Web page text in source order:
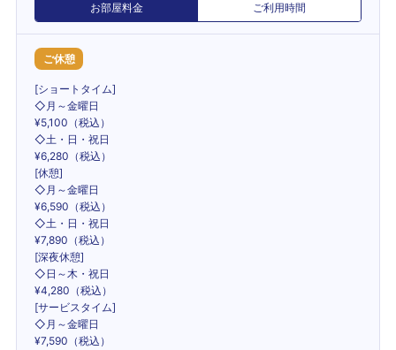
お部屋料金 ご利用時間
ご休憩
[ショートタイム]
◇月～金曜日
¥5,100（税込）
◇土・日・祝日
¥6,280（税込）
[休憩]
◇月～金曜日
¥6,590（税込）
◇土・日・祝日
¥7,890（税込）
[深夜休憩]
◇日～木・祝日
¥4,280（税込）
[サービスタイム]
◇月～金曜日
¥7,590（税込）